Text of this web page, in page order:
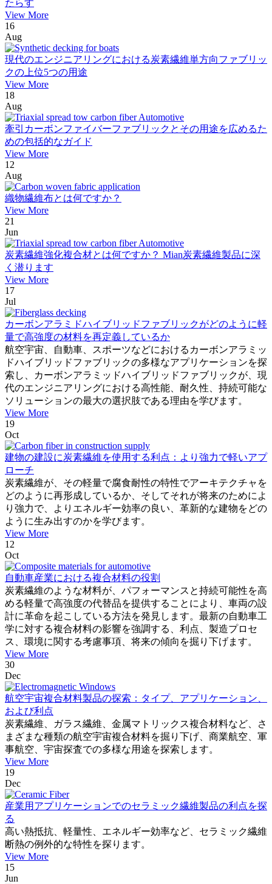
たらす
View More
16
Aug
現代のエンジニアリングにおける炭素繊維単方向ファブリッ
クの上位5つの用途
View More
18
Aug
牽引カーボンファイバーファブリックとその用途を広めるた
めの包括的なガイド
View More
12
Aug
織物繊維布とは何ですか？
View More
21
Jun
炭素繊維強化複合材とは何ですか？ Mian炭素繊維製品に深
く潜ります
View More
17
Jul
カーボンアラミドハイブリッドファブリックがどのように軽
量で高強度の材料を再定義しているか
航空宇宙、自動車、スポーツなどにおけるカーボンアラミッ
ドハイブリッドファブリックの多様なアプリケーションを探
索し、カーボンアラミッドハイブリッドファブリックが、現
代のエンジニアリングにおける高性能、耐久性、持続可能な
ソリューションの最大の選択肢である理由を学びます。
View More
19
Oct
建物の建設に炭素繊維を使用する利点：より強力で軽いアプ
ローチ
炭素繊維が、その軽量で腐食耐性の特性でアーキテクチャを
どのように再形成しているか、そしてそれが将来のためによ
り強力で、よりエネルギー効率の良い、革新的な建物をどの
ように生み出すのかを学びます。
View More
12
Oct
自動車産業における複合材料の役割
炭素繊維のような材料が、パフォーマンスと持続可能性を高
める軽量で高強度の代替品を提供することにより、車両の設
計に革命を起こしている方法を発見します。最新の自動車工
学に対する複合材料の影響を強調する、利点、製造プロセ
ス、環境に関する考慮事項、将来の傾向を掘り下げます。
View More
30
Dec
航空宇宙複合材料製品の探索：タイプ、アプリケーション、
および利点
炭素繊維、ガラス繊維、金属マトリックス複合材料など、さ
まざまな種類の航空宇宙複合材料を掘り下げ、商業航空、軍
事航空、宇宙探査での多様な用途を探索します。
View More
19
Dec
産業用アプリケーションでのセラミック繊維製品の利点を探
る
高い熱抵抗、軽量性、エネルギー効率など、セラミック繊維
断熱の例外的な特性を探ります。
View More
15
Jun